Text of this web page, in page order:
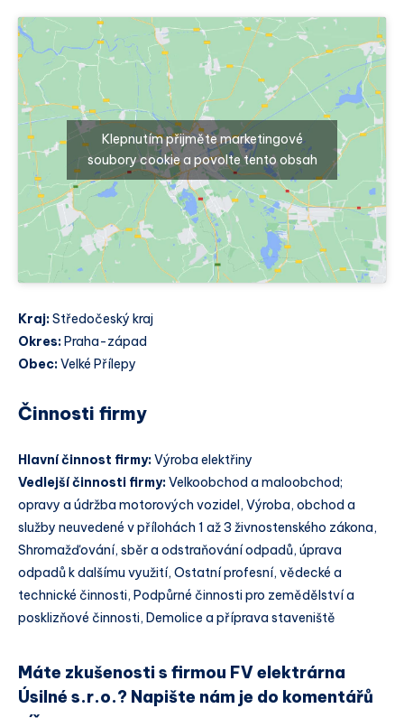
Klepnutím přijměte marketingové
soubory cookie a povolte tento obsah
Kraj:Středočeský kraj
Okres: Praha-západ
Obec:Velké Přílepy
Činnosti firmy
Hlavní činnost firmy:Výroba elektřiny
Vedlejší činnosti firmy:Velkoobchod a maloobchod;
opravy a údržba motorových vozidel, Výroba, obchod a
služby neuvedené v přílohách 1 až 3 živnostenského zákona,
Shromažďování, sběr a odstraňování odpadů, úprava
odpadů k dalšímu využití, Ostatní profesní, vědecké a
technické činnosti, Podpůrné činnosti pro zemědělství a
posklizňové činnosti, Demolice a příprava staveniště
Máte zkušenosti s firmou FV elektrárna
Úsilné s.r.o.? Napište nám je do komentářů